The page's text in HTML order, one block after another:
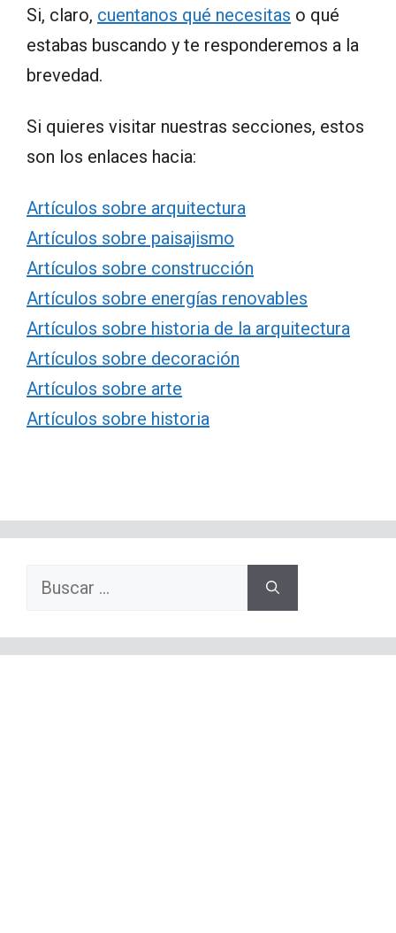
Si, claro, cuentanos qué necesitas o qué
estabas buscando y te responderemos a la
brevedad.
Si quieres visitar nuestras secciones, estos
son los enlaces hacia:
Artículos sobre arquitectura
Artículos sobre paisajismo
Artículos sobre construcción
Artículos sobre energías renovables
Artículos sobre historia de la arquitectura
Artículos sobre decoración
Artículos sobre arte
Artículos sobre historia
Buscar: